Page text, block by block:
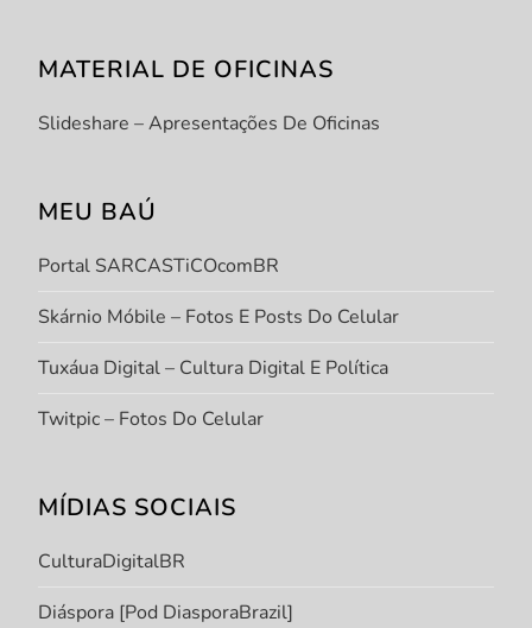
MATERIAL DE OFICINAS
Slideshare – Apresentações De Oficinas
MEU BAÚ
Portal SARCASTiCOcomBR
Skárnio Móbile – Fotos E Posts Do Celular
Tuxáua Digital – Cultura Digital E Política
Twitpic – Fotos Do Celular
MÍDIAS SOCIAIS
CulturaDigitalBR
Diáspora [Pod DiasporaBrazil]